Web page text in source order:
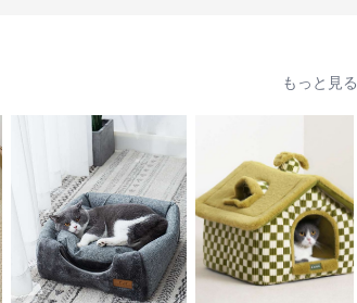
もっと見る